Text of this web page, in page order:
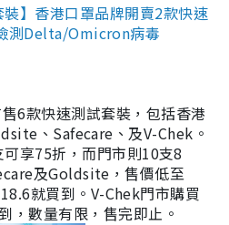
】香港口罩品牌開賣2款快速
測Delta/Omicron病毒
6款快速測試套裝，包括香港
、Safecare、及V-Chek。
享75折，而門市則10支8
及Goldsite，售價低至
就買到。V-Chek門市購買
，數量有限，售完即止。